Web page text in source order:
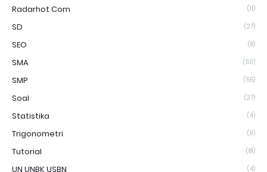
Radarhot Com (11)
SD (27)
SEO (8)
SMA (50)
SMP (55)
Soal (27)
Statistika (4)
Trigonometri (9)
Tutorial (81)
UN UNBK USBN (4)